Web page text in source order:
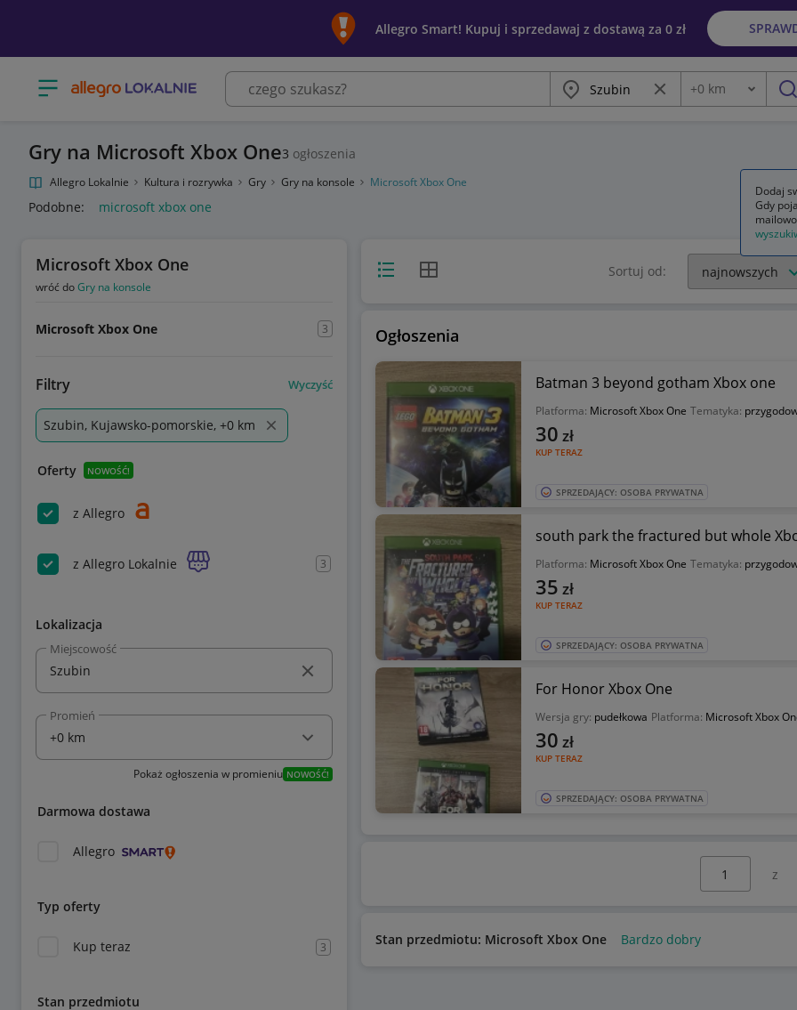
Allegro Smart! Kupuj i sprzedawaj z dostawą za 0 zł
Otwórz menu z kategoriami Miasto Wyczyść frazę
Odległość
+0 km
Gry na Microsoft Xbox One3 ogłoszenia
Allegro Lokalnie Kultura i rozrywka Gry Gry na konsole Microsoft Xbox One
Podobne: microsoft xbox one
Microsoft Xbox One
wróć doGry na konsole
Microsoft Xbox One 3
Filtry Wyczyść
Szubin, Kujawsko-pomorskie, +0 km
Oferty NOWOŚĆ!
z Allegro
z Allegro Lokalnie 3
Lokalizacja
Miejscowość
Promień
Pokaż ogłoszenia w promieniu NOWOŚĆ!
Darmowa dostawa
Allegro
Typ oferty
Kup teraz 3
Stan przedmiotu
Widok listyWidok siatki Sortuj od:
Ogłoszenia
Batman 3 beyond gotham Xbox one
Platforma: Microsoft Xbox One Tematyka:
KUP TERAZ
30 zł
SPRZEDAJĄCY: OSOBA PRYWATNA
south park the fractured but whole
Platforma: Microsoft Xbox One Tematyka:
KUP TERAZ
35 zł
SPRZEDAJĄCY: OSOBA PRYWATNA
For Honor Xbox One
Wersja gry: pudełkowa Platforma: Microsoft Xbox
KUP TERAZ
30 zł
SPRZEDAJĄCY: OSOBA PRYWATNA
z
Stan przedmiotu: Microsoft Xbox One Bardzo dobry
Dodaj
Gdy